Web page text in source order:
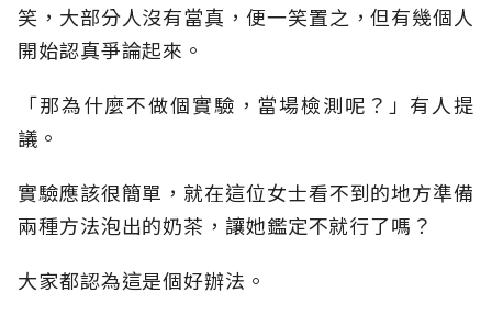
笑，大部分人沒有當真，便一笑置之，但有幾個人
開始認真爭論起來。
「那為什麼不做個實驗，當場檢測呢？」有人提
議。
實驗應該很簡單，就在這位女士看不到的地方準備
兩種方法泡出的奶茶，讓她鑑定不就行了嗎？
大家都認為這是個好辦法。